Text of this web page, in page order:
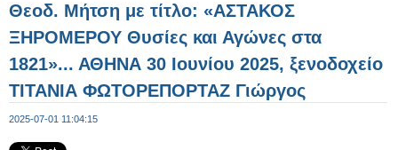
Θεοδ. Μήτση με τίτλο: «ΑΣΤΑΚΟΣ
ΞΗΡΟΜΕΡΟΥ Θυσίες και Αγώνες στα
1821»... ΑΘΗΝΑ 30 Ιουνίου 2025, ξενοδοχείο
ΤΙΤΑΝΙΑ ΦΩΤΟΡΕΠΟΡΤΑΖ Γιώργος
Κουβέλης - Φωτογραφία 31 από 99
2025-07-01 11:04:15